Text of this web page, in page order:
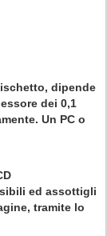
dipende
dei 0,1
Un PC o
ed assottigli
tramite lo